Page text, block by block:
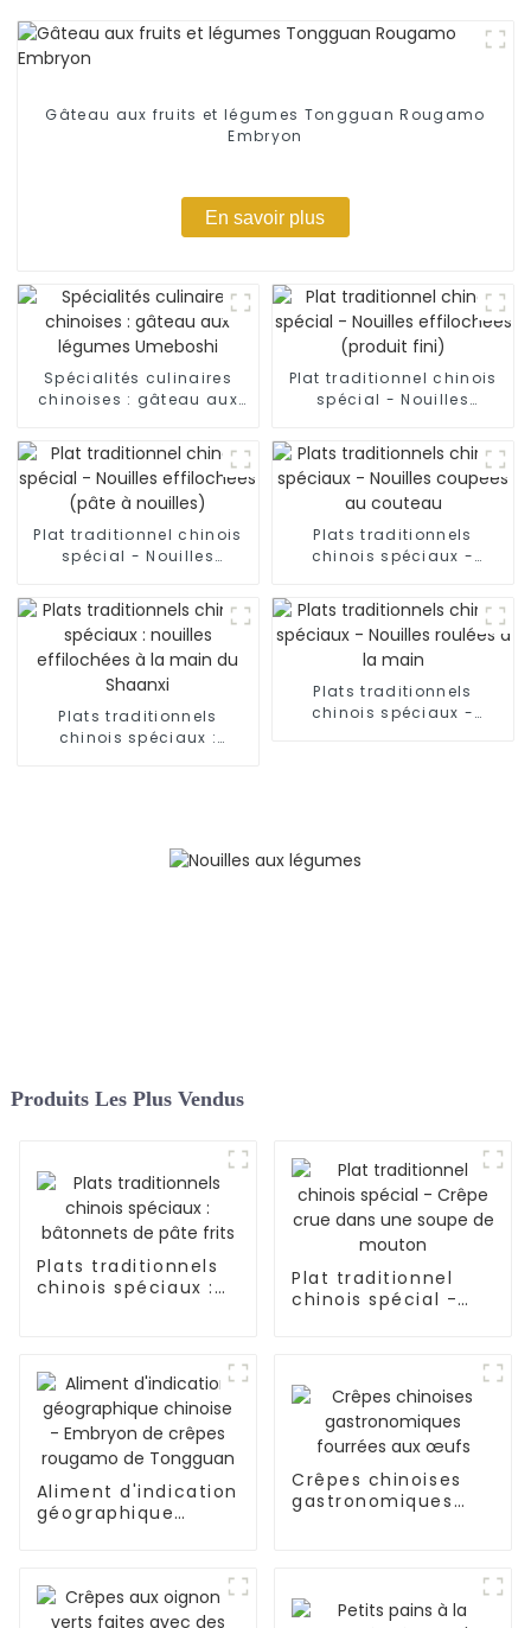
Gâteau aux fruits et légumes Tongguan Rougamo
Embryon
En savoir plus
Spécialités culinaires
chinoises : gâteau aux
Plat traditionnel chinois
spécial - Nouilles
Plat traditionnel chinois
spécial - Nouilles
nouilles)
Plats traditionnels
chinois spéciaux -
couteau
Plats traditionnels
chinois spéciaux :
Plats traditionnels
chinois spéciaux -
Produits Les Plus Vendus
Plats traditionnels
chinois spéciaux :
Plat traditionnel
chinois spécial -
Aliment d'indication
géographique
Crêpes chinoises
gastronomiques